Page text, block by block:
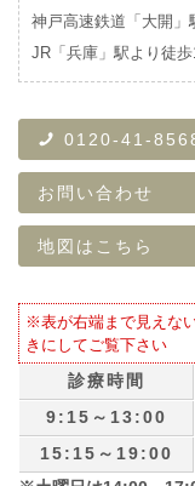
神戸高速鉄道「大開」
JR「兵庫」駅より徒歩
0120-41-
お問い合わせ
地図はこちら
※表が右端まで見えな
きにしてご覧下さい
診療時間
9:15～ 13:00
15:15～ 19:00